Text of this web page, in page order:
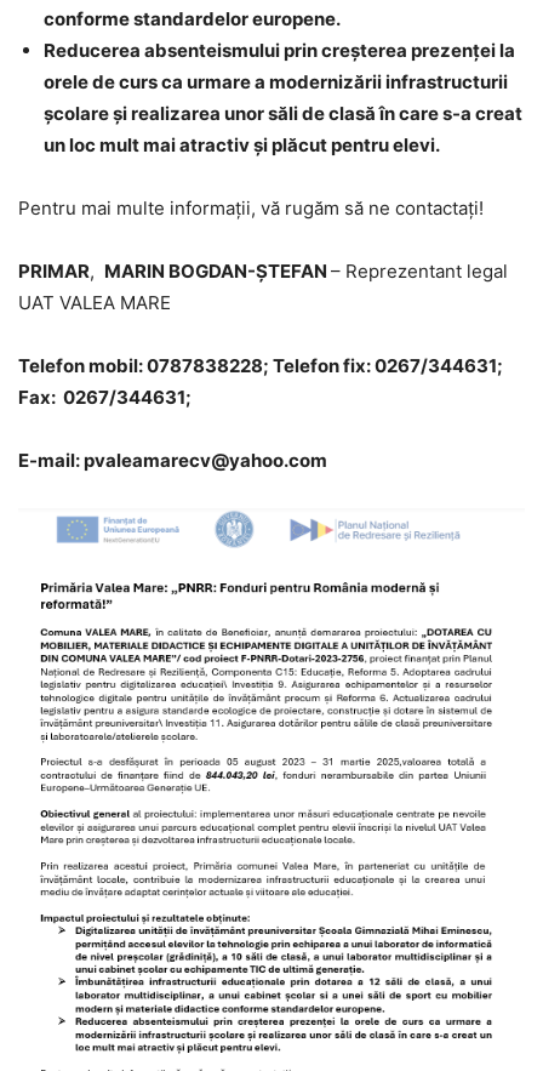
conforme standardelor europene.
Reducerea absenteismului prin creșterea prezenței la
orele de curs ca urmare a modernizării infrastructurii
școlare și realizarea unor săli de clasă în care s-a creat
un loc mult mai atractiv și plăcut pentru elevi.
Pentru mai multe informații, vă rugăm să ne contactați!
PRIMAR, MARIN BOGDAN-ȘTEFAN – Reprezentant legal
UAT VALEA MARE
Telefon mobil:0787838228; Telefon fix: 0267/344631;
Fax: 0267/344631;
E-mail: pvaleamarecv@yahoo.com